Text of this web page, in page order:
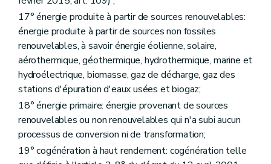
17° énergie produite à partir de sources renouvelables:
énergie produite à partir de sources non fossiles
renouvelables, à savoir énergie éolienne, solaire,
aérothermique, géothermique, hydrothermique, marine et
hydroélectrique, biomasse, gaz de décharge, gaz des
stations d'épuration d'eaux usées et biogaz;
18° énergie primaire: énergie provenant de sources
renouvelables ou non renouvelables qui n'a subi aucun
processus de conversion ni de transformation;
19° cogénération à haut rendement: cogénération telle